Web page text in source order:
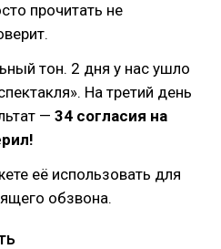
прочитать не
тон. 2 дня у нас ушло
На третий день
— 34 согласия на
её использовать для
обзвона.